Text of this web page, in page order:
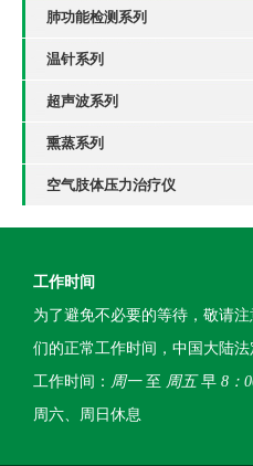
肺功能检测系列
温针系列
超声波系列
熏蒸系列
空气肢体压力治疗仪
工作时间
为了避免不必要的等待，敬请
们的正常工作时间，中国大陆法
工作时间： 周一至 周五早 8：
周六、周日休息